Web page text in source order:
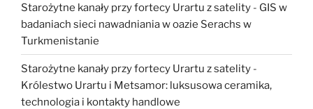
Starożytne kanały przy fortecy Urartu z satelity - GIS w
badaniach sieci nawadniania w oazie Serachs w
Turkmenistanie
Starożytne kanały przy fortecy Urartu z satelity -
Królestwo Urartu i Metsamor: luksusowa ceramika,
technologia i kontakty handlowe